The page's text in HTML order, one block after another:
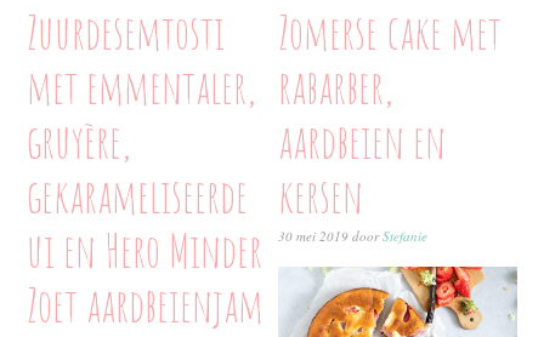
Zuurdesemtosti
met emmentaler,
gruyère,
gekarameliseerde
ui en Hero Minder
Zoet aardbeienjam
Zomerse cake met
rabarber,
aardbeien en
kersen
30 mei 2019 doorStefanie